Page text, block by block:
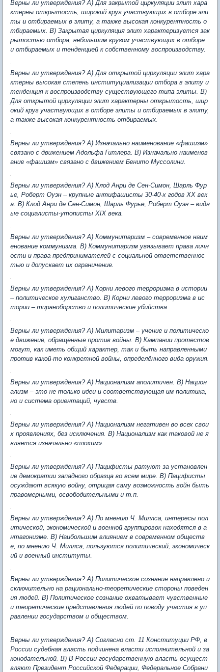
Верны ли утверждения? А) Для закрытой циркуляции элит хара
ктерны открытость, широкий круг участвующих в отборе эли
ты и отбираемых в элиту, а также высокая конкурентность о
тбираемых. В) Закрытая циркуляция элит характеризуется зак
рытостью отбора, небольшим кругом участвующих в отборе
и отбираемых и тенденцией к собственному воспроизводству.
Верны ли утверждения? А) Для открытой циркуляции элит хара
ктерны высокая степень институциализации отбора в элиту и
тенденция к воспроизводству существующего типа элиты. В)
Для открытой циркуляции элит характерны открытость, шир
окий круг участвующих в отборе элиты и отбираемых в элиту,
а также высокая конкурентность отбираемых.
Верны ли утверждения? А) Изначально наименование «фашизм»
связано с движением Адольфа Гитлера. В) Изначально наименов
ание «фашизм» связано с движением Бенито Муссолини.
Верны ли утверждения? А) Клод Анри де Сен-Симон, Шарль Фур
ье, Роберт Оуэн – крупные антифашисты 30-40-х годов ХХ век
а. В) Клод Анри де Сен-Симон, Шарль Фурье, Роберт Оуэн – видн
ые социалисты-утописты XIX века.
Верны ли утверждения? А) Коммунитаризм – современное наим
енование коммунизма. В) Коммунитаризм увязывает права личн
ости и права предпринимателей с социальной ответственнос
тью и допускает их ограничение.
Верны ли утверждения? А) Корни левого терроризма в истории
– политическое хулиганство. В) Корни левого терроризма в ис
тории – тираноборство и политические убийства.
Верны ли утверждения? А) Милитаризм – учение и политическо
е движение, обращённые против войны. В) Кампании протестов
могут, как иметь общий характер, так и быть направленными
против какой-то конкретной войны, определённого вида оружия.
Верны ли утверждения? А) Национализм аполитичен. В) Национ
ализм – это не только идеи и соответствующая им политика,
но и система ориентаций, чувств.
Верны ли утверждения? А) Национализм негативен во всех свои
х проявлениях, без исключения. В) Национализм как таковой не я
вляется изначально «плохим».
Верны ли утверждения? А) Пацифисты ратуют за установлен
ие демократии западного образца во всем мире. В) Пацифисты
осуждают всякую войну, отрицая саму возможность войн быть
правомерными, освободительными и т.п.
Верны ли утверждения? А) По мнению Ч. Миллса, интересы пол
итической, экономической и военной группировок находятся в а
нтагонизме. В) Наибольшим влиянием в современном обществ
е, по мнению Ч. Миллса, пользуются политический, экономическ
ий и военный институты.
Верны ли утверждения? А) Политическое сознание направлено и
сключительно на рационально-теоретические стороны поведен
ия людей. В) Политическое сознание охватывает чувственные
и теоретические представления людей по поводу участия в уп
равлении государством и обществом.
Верны ли утверждения? А) Согласно ст. 11 Конституции РФ, в
России судебная власть подчинена власти исполнительной и за
конодательной. В) В России государственную власть осущест
вляют Президент Российской Федерации, Федеральное Собрани